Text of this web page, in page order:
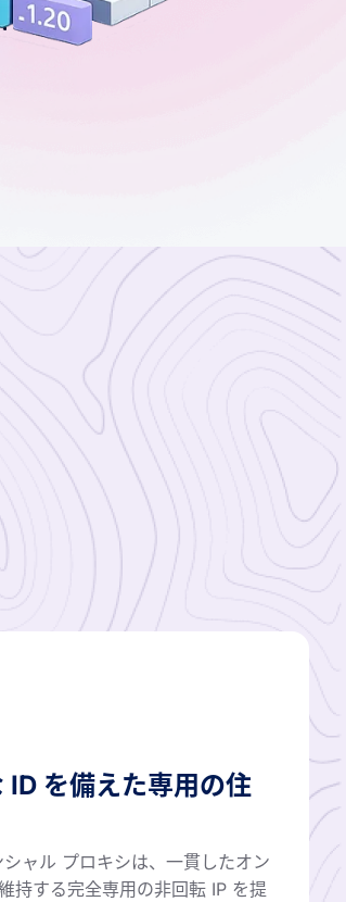
ID を備えた専用の住
ャル プロキシは、一貫したオン
持する完全専用の非回転 IP を提